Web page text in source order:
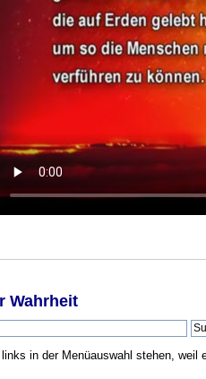
Wahrheit
in der Menüauswahl stehen, weil